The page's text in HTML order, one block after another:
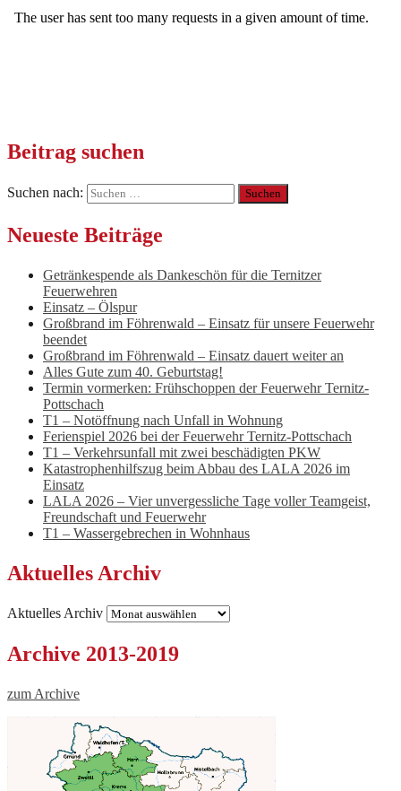
Beitrag suchen
Suchen nach:
Neueste Beiträge
Getränkespende als Dankeschön für die Ternitzer
Feuerwehren
Einsatz – Ölspur
Großbrand im Föhrenwald – Einsatz für unsere Feuerwehr
beendet
Großbrand im Föhrenwald – Einsatz dauert weiter an
Alles Gute zum 40. Geburtstag!
Termin vormerken: Frühschoppen der Feuerwehr Ternitz-
Pottschach
T1 – Notöffnung nach Unfall in Wohnung
Ferienspiel 2026 bei der Feuerwehr Ternitz-Pottschach
T1 – Verkehrsunfall mit zwei beschädigten PKW
Katastrophenhilfszug beim Abbau des LALA 2026 im
Einsatz
LALA 2026 – Vier unvergessliche Tage voller Teamgeist,
Freundschaft und Feuerwehr
T1 – Wassergebrechen in Wohnhaus
Aktuelles Archiv
Aktuelles Archiv
Archive 2013-2019
zum Archive